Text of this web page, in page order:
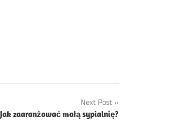
Next Post
Jak zaaranżować małą sypialnię?